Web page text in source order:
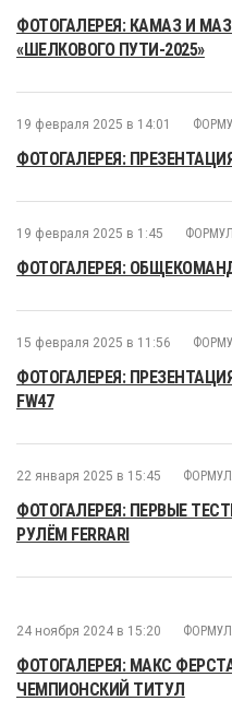
ФОТОГАЛЕРЕЯ: КАМАЗ И
«ШЕЛКОВОГО ПУТИ-2025»
19 февраля 2025 в 14:01
ФОТОГАЛЕРЕЯ: ПРЕЗЕНТАЦИЯ
19 февраля 2025 в 1:45
ФОТОГАЛЕРЕЯ:
15 февраля 2025 в 11:56
ФОТОГАЛЕРЕЯ:
FW47
22 января 2025 в 15:45
ФОТОГАЛЕРЕЯ: ПЕРВЫЕ
РУЛЁМ FERRARI
24 ноября 2024 в 15:20
ФОТОГАЛЕРЕЯ: МАКС
ЧЕМПИОНСКИЙ ТИТУЛ